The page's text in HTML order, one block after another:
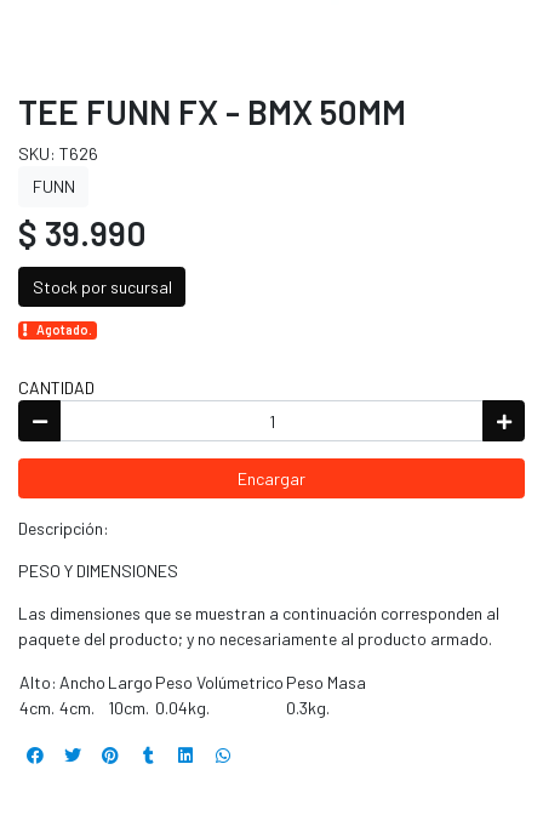
TEE FUNN FX - BMX 50MM
SKU: T626
FUNN
$ 39.990
Stock por sucursal
Agotado.
CANTIDAD
Encargar
Descripción:
PESO Y DIMENSIONES
Las dimensiones que se muestran a continuación corresponden al
paquete del producto; y no necesariamente al producto armado.
Alto:
4cm.
Ancho
4cm.
Largo
10cm.
Peso Volúmetrico
0.04kg.
Peso Masa
0.3kg.